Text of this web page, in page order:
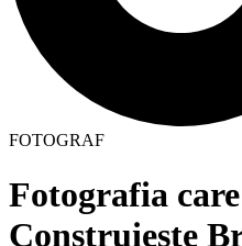
FOTOGRAF
Fotografia care
Construiește